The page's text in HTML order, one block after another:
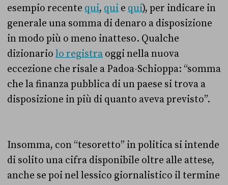
esempio recente qui, qui e qui), per indicare in
generale una somma di denaro a disposizione
in modo più o meno inatteso. Qualche
dizionario lo registra oggi nella nuova
eccezione che risale a Padoa-Schioppa: “somma
che la finanza pubblica di un paese si trova a
disposizione in più di quanto aveva previsto”.
Insomma, con “tesoretto” in politica si intende
di solito una cifra disponibile oltre alle attese,
anche se poi nel lessico giornalistico il termine